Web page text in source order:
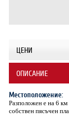
ЦЕНИ
ОПИСАНИЕ
Местоположение:
Разположен е на 6
собствен пясъчен